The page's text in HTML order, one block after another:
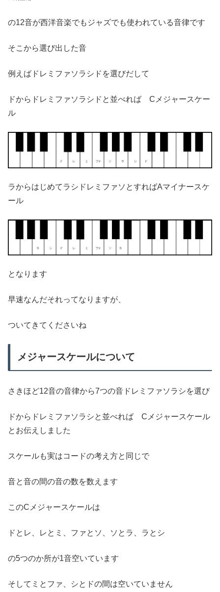
の12音が西洋音楽でもジャズでも使われている音律です
そこから選び出した音
例えばドレミファソラシドを選びだして
ドからドレミファソラシドと並べれば Cメジャースケー
ル
ラからはじめてラシドレミファソとすればAマイナースケ
ール
となります
早速なんだそれってなりますが、
ついてきてくださいね
メジャースケールについて
さきほど12音の音律から7つの音ドレミファソラシを選び
ドからドレミファソラシと並べれば Cメジャースケール
とお伝えしました
スケールも実はコードの考え方と同じで
音と音の間の音の数を数えます
このCメジャースケールは
ドとレ、レとミ、ファとソ、ソとラ、ラとシ
の5つのか所が1音空いています
そしてミとファ、シとドの間は空いていません